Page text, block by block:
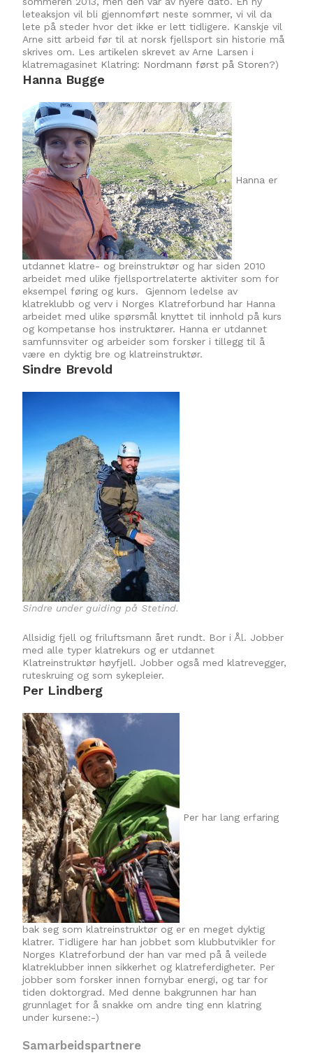
leteaksjon vil bli gjennomført neste sommer, vi vil da
lete på steder hvor det ikke er lett tidligere. Kanskje vil
Arne sitt arbeid før til at norsk fjellsport sin historie må
skrives om. Les artikelen skrevet av Arne Larsen i
klatremagasinet Klatring: Nordmann først på Storen?)
Hanna Bugge
Hanna er
utdannet klatre- og breinstruktør og har siden 2010
arbeidet med ulike fjellsportrelaterte aktiviter som for
eksempel føring og kurs. Gjennom ledelse av
klatreklubb og verv i Norges Klatreforbund har Hanna
arbeidet med ulike spørsmål knyttet til innhold på kurs
og kompetanse hos instruktører. Hanna er utdannet
samfunnsviter og arbeider som forsker i tillegg til å
være en dyktig bre og klatreinstruktør.
Sindre Brevold
Sindre under guiding på Stetind.
Allsidig fjell og friluftsmann året rundt. Bor i Ål. Jobber
med alle typer klatrekurs og er utdannet
Klatreinstruktør høyfjell. Jobber også med klatrevegger,
ruteskruing og som sykepleier.
Per Lindberg
Per har lang erfaring
bak seg som klatreinstruktør og er en meget dyktig
klatrer. Tidligere har han jobbet som klubbutvikler for
Norges Klatreforbund der han var med på å veilede
klatreklubber innen sikkerhet og klatreferdigheter. Per
jobber som forsker innen fornybar energi, og tar for
tiden doktorgrad. Med denne bakgrunnen har han
grunnlaget for å snakke om andre ting enn klatring
under kursene:-)
Samarbeidspartnere